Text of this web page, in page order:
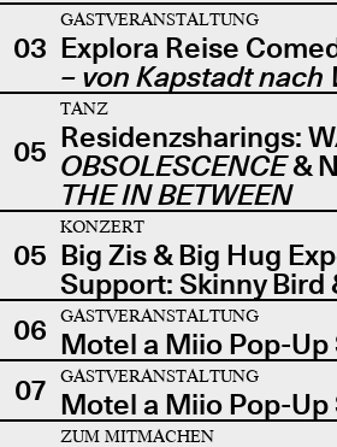
03
GASTVERANSTALTUNG
Explora Reise
– von Kapstadt nach
05
TANZ
Residenzsharings:
OBSOLESCENCE&
THE IN BETWEEN
05
KONZERT
Big Zis & Big Hug
Support: Skinny Bird
06
GASTVERANSTALTUNG
Motel a Miio Pop-Up
07
GASTVERANSTALTUNG
Motel a Miio Pop-Up
ZUM MITMACHEN